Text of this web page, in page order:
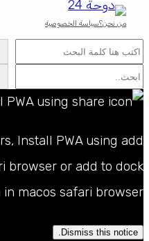
من نحن؟سياسة الخصوصية
البحث
البحث
Install PWA using add
browser or add to dock
in macos safari browser
Dismiss this notice.